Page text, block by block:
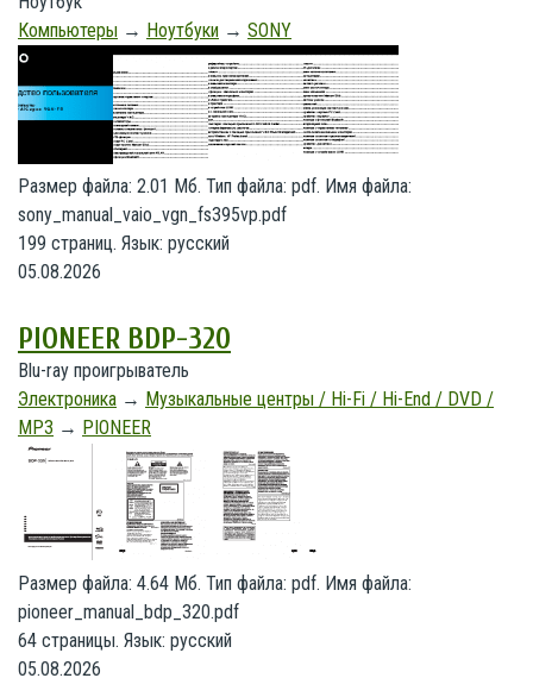
Компьютеры → Ноутбуки → SONY
Размер файла: 2.01 Мб. Тип файла: pdf. Имя файла:
sony_manual_vaio_vgn_fs395vp.pdf
199 страниц. Язык: русский
05.08.2026
PIONEER BDP-320
Blu-ray проигрыватель
Электроника → Музыкальные центры / Hi-Fi / Hi-End / DVD /
MP3 → PIONEER
Размер файла: 4.64 Мб. Тип файла: pdf. Имя файла:
pioneer_manual_bdp_320.pdf
64 страницы. Язык: русский
05.08.2026